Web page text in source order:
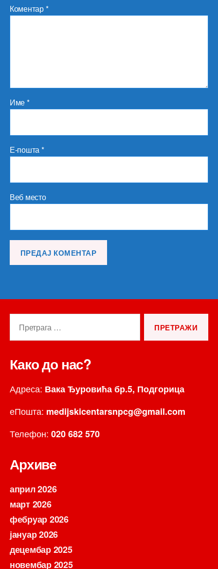
Коментар*
Име*
Е-пошта*
Веб место
Како до нас?
Адреса: Вака Ђуровића бр.5, Подгорица
еПошта: medijskicentarsnpcg@gmail.com
Телефон: 020 682 570
Архиве
април 2026
март 2026
фебруар 2026
јануар 2026
децембар 2025
новембар 2025